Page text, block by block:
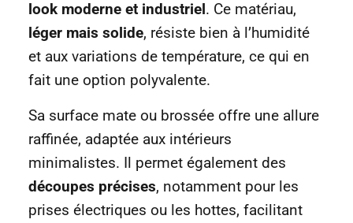
look moderne et industriel. Ce matériau,
léger mais solide, résiste bien à l’humidité
et aux variations de température, ce qui en
fait une option polyvalente.
Sa surface mate ou brossée offre une allure
raffinée, adaptée aux intérieurs
minimalistes. Il permet également des
découpes précises, notamment pour les
prises électriques ou les hottes, facilitant